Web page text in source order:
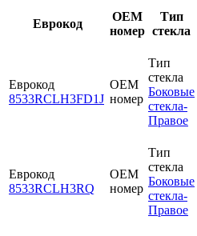
Еврокод
OEM
номер
Тип
стекла
Еврокод
8533RCLH3FD1J
OEM
номер
Тип
стекла
Боковые
стекла-
Правое
Еврокод
8533RCLH3RQ
OEM
номер
Тип
стекла
Боковые
стекла-
Правое